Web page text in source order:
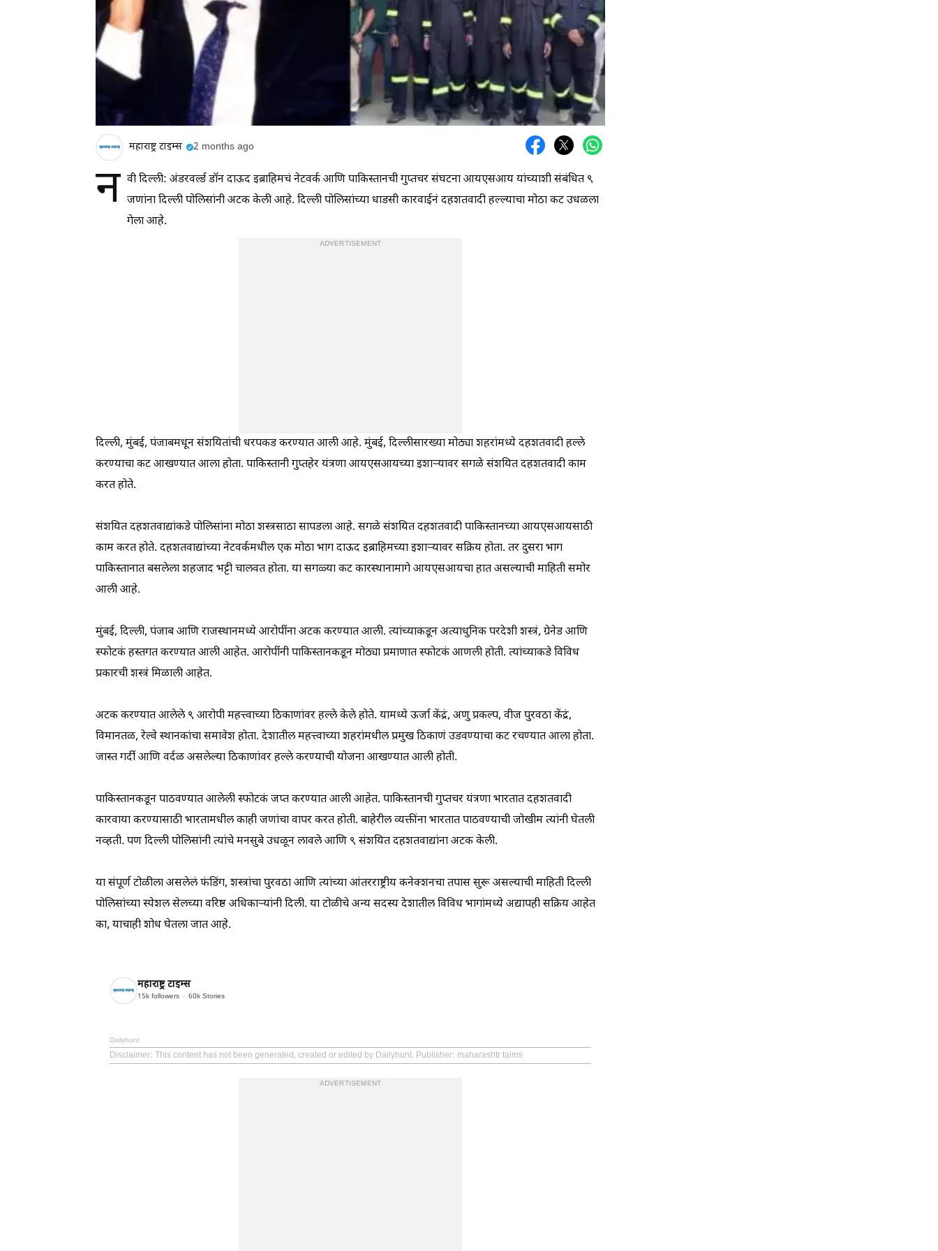
महाराष्ट्र टाइम्स 2 months ago
न वी दिल्ली: अंडरवर्ल्ड डॉन दाऊद इब्राहिमचं नेटवर्क आणि पाकिस्तानची गुप्तचर संघटना आयएसआय यांच्याशी संबंधित ९
जणांना दिल्ली पोलिसांनी अटक केली आहे. दिल्ली पोलिसांच्या धाडसी कारवाईनं दहशतवादी हल्ल्याचा मोठा कट उधळला
गेला आहे.
ADVERTISEMENT
दिल्ली, मुंबई, पंजाबमधून संशयितांची धरपकड करण्यात आली आहे. मुंबई, दिल्लीसारख्या मोठ्या शहरांमध्ये दहशतवादी हल्ले
करण्याचा कट आखण्यात आला होता. पाकिस्तानी गुप्तहेर यंत्रणा आयएसआयच्या इशाऱ्यावर सगळे संशयित दहशतवादी काम
करत होते.
संशयित दहशतवाद्यांकडे पोलिसांना मोठा शस्त्रसाठा सापडला आहे. सगळे संशयित दहशतवादी पाकिस्तानच्या आयएसआयसाठी
काम करत होते. दहशतवाद्यांच्या नेटवर्कमधील एक मोठा भाग दाऊद इब्राहिमच्या इशाऱ्यावर सक्रिय होता. तर दुसरा भाग
पाकिस्तानात बसलेला शहजाद भट्टी चालवत होता. या सगळ्या कट कारस्थानामागे आयएसआयचा हात असल्याची माहिती समोर
आली आहे.
मुंबई, दिल्ली, पंजाब आणि राजस्थानमध्ये आरोपींना अटक करण्यात आली. त्यांच्याकडून अत्याधुनिक परदेशी शस्त्रं, ग्रेनेड आणि
स्फोटकं हस्तगत करण्यात आली आहेत. आरोपींनी पाकिस्तानकडून मोठ्या प्रमाणात स्फोटकं आणली होती. त्यांच्याकडे विविध
प्रकारची शस्त्रं मिळाली आहेत.
अटक करण्यात आलेले ९ आरोपी महत्त्वाच्या ठिकाणांवर हल्ले केले होते. यामध्ये ऊर्जा केंद्रं, अणु प्रकल्प, वीज पुरवठा केंद्रं,
विमानतळ, रेल्वे स्थानकांचा समावेश होता. देशातील महत्त्वाच्या शहरांमधील प्रमुख ठिकाणं उडवण्याचा कट रचण्यात आला होता.
जास्त गर्दी आणि वर्दळ असलेल्या ठिकाणांवर हल्ले करण्याची योजना आखण्यात आली होती.
पाकिस्तानकडून पाठवण्यात आलेली स्फोटकं जप्त करण्यात आली आहेत. पाकिस्तानची गुप्तचर यंत्रणा भारतात दहशतवादी
कारवाया करण्यासाठी भारतामधील काही जणांचा वापर करत होती. बाहेरील व्यक्तींना भारतात पाठवण्याची जोखीम त्यांनी घेतली
नव्हती. पण दिल्ली पोलिसांनी त्यांचे मनसुबे उधळून लावले आणि ९ संशयित दहशतवाद्यांना अटक केली.
या संपूर्ण टोळीला असलेलं फंडिंग, शस्त्रांचा पुरवठा आणि त्यांच्या आंतरराष्ट्रीय कनेक्शनचा तपास सुरू असल्याची माहिती दिल्ली
पोलिसांच्या स्पेशल सेलच्या वरिष्ठ अधिकाऱ्यांनी दिली. या टोळीचे अन्य सदस्य देशातील विविध भागांमध्ये अद्यापही सक्रिय आहेत
का, याचाही शोध घेतला जात आहे.
महाराष्ट्र टाइम्स
15k followers 60k Stories
Dailyhunt
Disclaimer: This content has not been generated, created or edited by Dailyhunt. Publisher: maharashtr taims
ADVERTISEMENT